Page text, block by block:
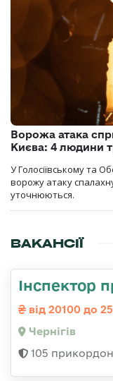
Ворожа атака
Києва: 4 людини
У Голосіївському та
ворожу атаку
уточнюються.
ВАКАНСІЇ
Інспектор
від 20100 до
Чернігів
105